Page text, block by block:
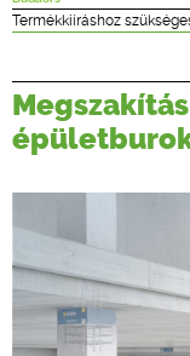
Termékkiíráshoz